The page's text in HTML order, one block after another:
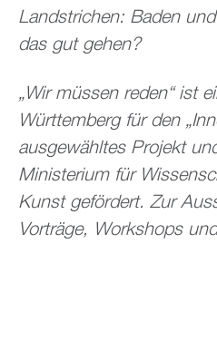
Landstrichen: Baden
das gut gehen?
„Wir müssen reden“ ist
Württemberg für den
ausgewähltes Projekt
Ministerium für
Kunst gefördert. Zur
Vorträge, Workshops